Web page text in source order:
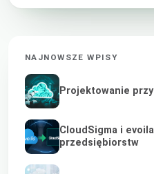
NAJNOWSZE WPISY
Projektowanie
CloudSigma i
przedsiębiorstw